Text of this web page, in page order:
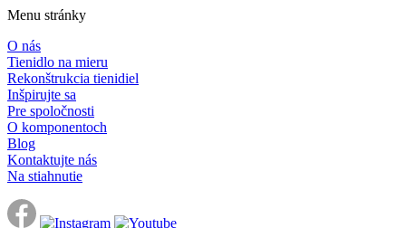
Menu stránky
O nás
Tienidlo na mieru
Rekonštrukcia tienidiel
Inšpirujte sa
Pre spoločnosti
O komponentoch
Blog
Kontaktujte nás
Na stiahnutie